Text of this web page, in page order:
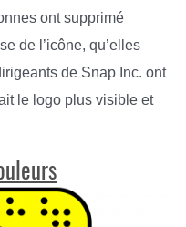
ont supprimé
de l’icône, qu’elles
de Snap Inc. ont
le logo plus visible et